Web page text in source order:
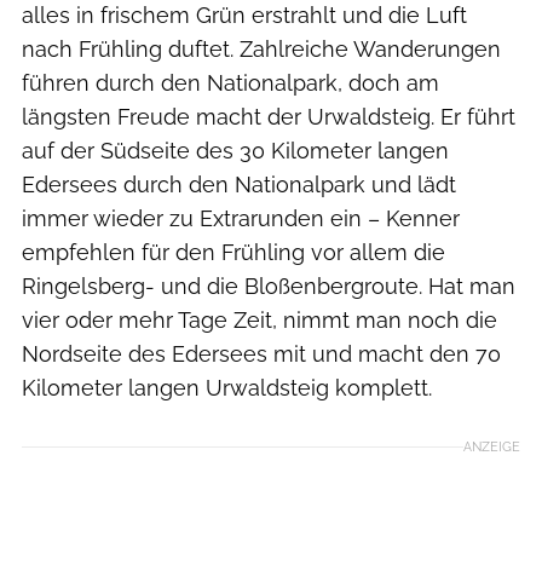
alles in frischem Grün erstrahlt und die Luft
nach Frühling duftet. Zahlreiche Wanderungen
führen durch den Nationalpark, doch am
längsten Freude macht der Urwaldsteig. Er führt
auf der Südseite des 30 Kilometer langen
Edersees durch den Nationalpark und lädt
immer wieder zu Extrarunden ein – Kenner
empfehlen für den Frühling vor allem die
Ringelsberg- und die Bloßenbergroute. Hat man
vier oder mehr Tage Zeit, nimmt man noch die
Nordseite des Edersees mit und macht den 70
Kilometer langen Urwaldsteig komplett.
ANZEIGE